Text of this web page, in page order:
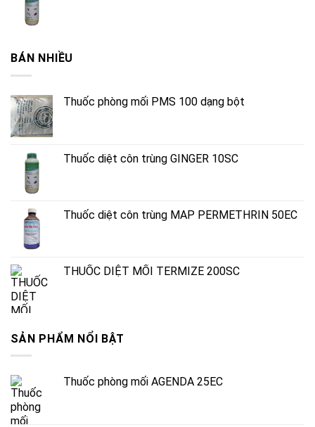
BÁN NHIỀU
Thuốc phòng mối PMS 100 dạng bột
Thuốc diệt côn trùng GINGER 10SC
Thuốc diệt côn trùng MAP PERMETHRIN 50EC
THUỐC DIỆT MỐI TERMIZE 200SC
SẢN PHẨM NỔI BẬT
Thuốc phòng mối AGENDA 25EC